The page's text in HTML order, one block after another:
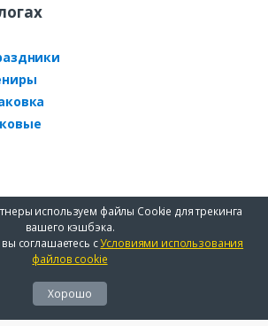
используем файлы Cookie для трекинга
вашего кэшбэка.
вы соглашаетесь сУсловиями использования
файлов cookie
Хорошо